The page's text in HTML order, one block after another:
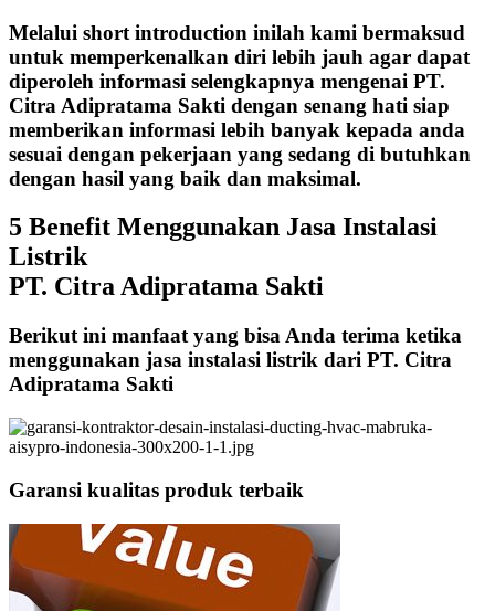
Melalui short introduction inilah kami bermaksud
untuk memperkenalkan diri lebih jauh agar dapat
diperoleh informasi selengkapnya mengenai PT.
Citra Adipratama Sakti dengan senang hati siap
memberikan informasi lebih banyak kepada anda
sesuai dengan pekerjaan yang sedang di butuhkan
dengan hasil yang baik dan maksimal.
5 Benefit Menggunakan Jasa Instalasi
Listrik
PT. Citra Adipratama Sakti
Berikut ini manfaat yang bisa Anda terima ketika
menggunakan jasa instalasi listrik dari PT. Citra
Adipratama Sakti
Garansi kualitas produk terbaik